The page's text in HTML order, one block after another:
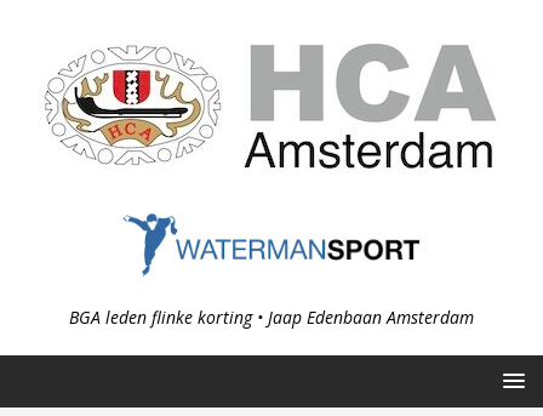
BGA leden flinke korting • Jaap Edenbaan Amsterdam